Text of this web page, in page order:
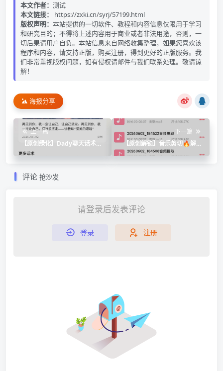
本文作者： 测试
本文链接：
https://zxki.cn/syrj/57199.html
版权声明： 本站提供的一切软件、教程和内容信息仅限用于学习
和研究目的；不得将上述内容用于商业或者非法用途，否则，一
切后果请用户自负。本站信息来自网络收集整理，如果您喜欢该
程序和内容，请支持正版，购买注册，得到更好的正版服务。我
们非常重视版权问题，如有侵权请邮件与我们联系处理。敬请谅
解！
海报分享
上一篇
【原创绿化】Dady聊天话术🔥
绿化版🔥脱单聊天技巧星座配
下一篇
【原创解锁】音乐剪切🔥解锁
会员🔥音频剪辑提取铃声制作
评论 抢沙发
请登录后发表评论
登录 注册